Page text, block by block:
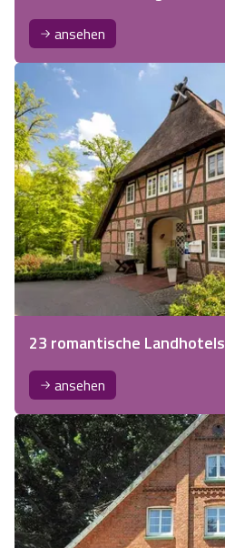
ansehen
23 romantische Landhotels
ansehen